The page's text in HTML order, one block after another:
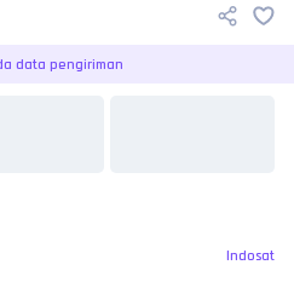
data pengiriman
Indosat